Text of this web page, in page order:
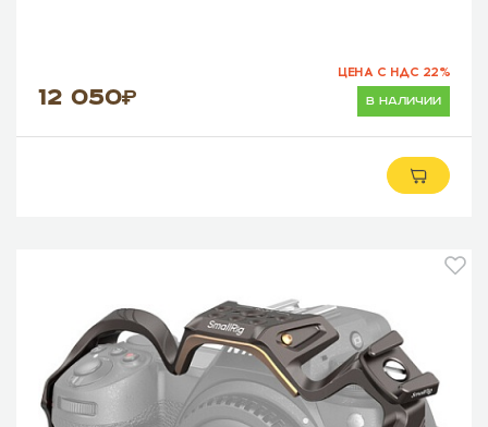
12 050 в наличии
ЦЕНА С НДС 22%